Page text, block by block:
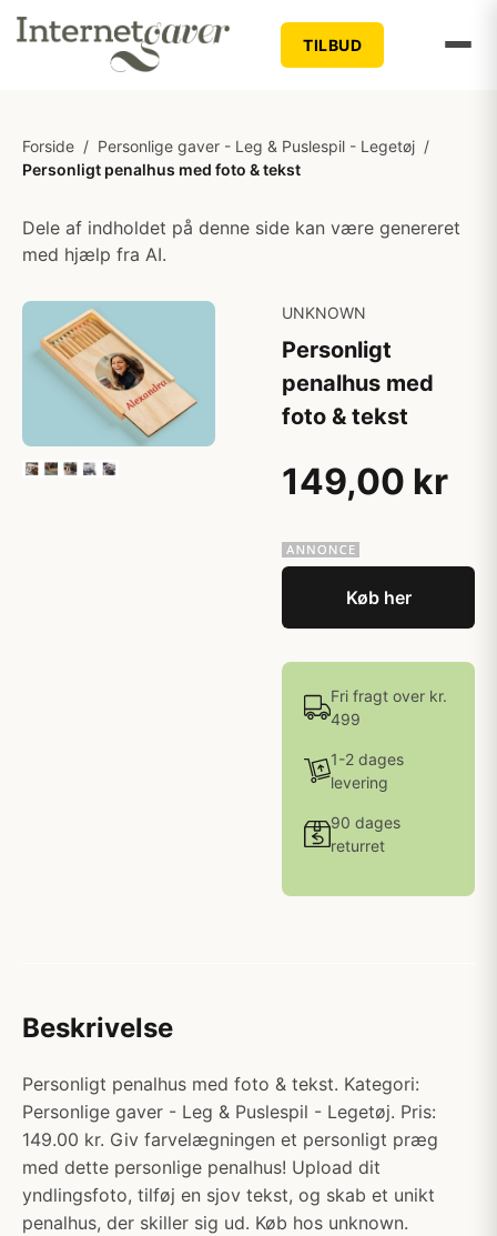
TILBUD
Forside / Personlige gaver - Leg & Puslespil - Legetøj /
Personligt penalhus med foto & tekst
Dele af indholdet på denne side kan være genereret
med hjælp fra AI.
UNKNOWN
Personligt
penalhus med
foto & tekst
149,00 kr
Køb her
Fri fragt over kr.
499
1-2 dages
levering
90 dages
returret
Beskrivelse
Personligt penalhus med foto & tekst. Kategori:
Personlige gaver - Leg & Puslespil - Legetøj. Pris:
149.00 kr. Giv farvelægningen et personligt præg
med dette personlige penalhus! Upload dit
yndlingsfoto, tilføj en sjov tekst, og skab et unikt
penalhus, der skiller sig ud. Køb hos unknown.